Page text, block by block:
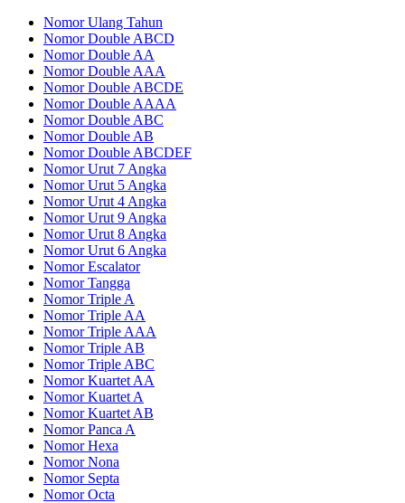
Nomor Ulang Tahun
Nomor Double ABCD
Nomor Double AA
Nomor Double AAA
Nomor Double ABCDE
Nomor Double AAAA
Nomor Double ABC
Nomor Double AB
Nomor Double ABCDEF
Nomor Urut 7 Angka
Nomor Urut 5 Angka
Nomor Urut 4 Angka
Nomor Urut 9 Angka
Nomor Urut 8 Angka
Nomor Urut 6 Angka
Nomor Escalator
Nomor Tangga
Nomor Triple A
Nomor Triple AA
Nomor Triple AAA
Nomor Triple AB
Nomor Triple ABC
Nomor Kuartet AA
Nomor Kuartet A
Nomor Kuartet AB
Nomor Panca A
Nomor Hexa
Nomor Nona
Nomor Septa
Nomor Octa